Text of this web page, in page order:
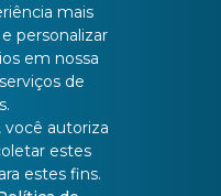
mais
personalizar
em nossa
de
você autoriza
estes
estes fins.